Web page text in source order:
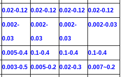
0.02-0.12 0.02-0.12 0.02-0.12 0.02-0.12
0.002-
0.03
0.002-
0.03
0.002-
0.03
0.002-0.03
0.005-0.4 0.1-0.4 0.1-0.4 0.1-0.4
0.003-0.5 0.005-0.2 0.02-0.3 0.007~0.2